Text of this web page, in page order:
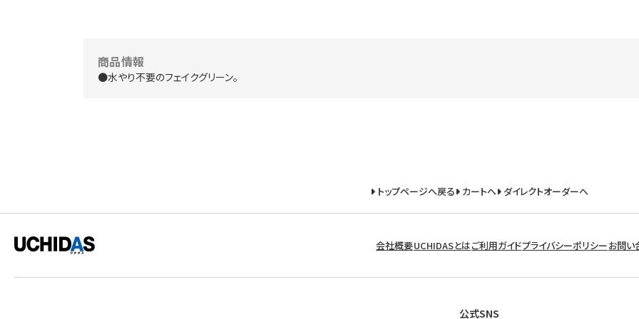
商品情報
●水やり不要のフェイクグリーン。
トップページへ戻る カートへ ダイレクトオーダーへ
会社概要UCHIDASとはご利用ガイドプライバシーポリシーお問い
公式SNS